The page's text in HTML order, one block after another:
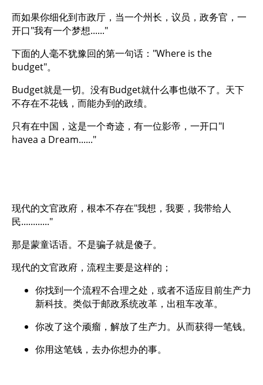
而如果你细化到市政厅，当一个州长，议员，政务官，一
开口"我有一个梦想......"
下面的人毫不犹豫回的第一句话："Where is the
budget"。
Budget就是一切。没有Budget就什么事也做不了。天下
不存在不花钱，而能办到的政绩。
只有在中国，这是一个奇迹，有一位影帝，一开口"I
havea a Dream......"
现代的文官政府，根本不存在"我想，我要，我带给人
民............"
那是蒙童话语。不是骗子就是傻子。
现代的文官政府，流程主要是这样的；
你找到一个流程不合理之处，或者不适应目前生产力
新科技。类似于邮政系统改革，出租车改革。
你改了这个顽瘤，解放了生产力。从而获得一笔钱。
你用这笔钱，去办你想办的事。